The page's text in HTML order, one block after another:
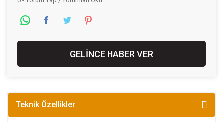
GELİNCE HABER VER
Teknik Özellikler